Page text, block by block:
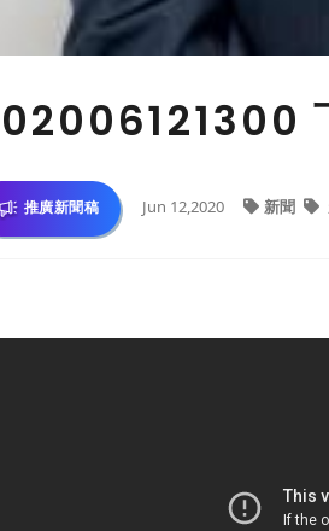
推廣新聞稿 Jun 12,2020 新聞